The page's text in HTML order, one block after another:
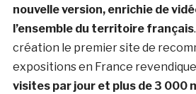
nouvelle version, enrichie de
l’ensemble du territoire français
création le premier site de
expositions en France revendique
visites par jour et plus de 3 000